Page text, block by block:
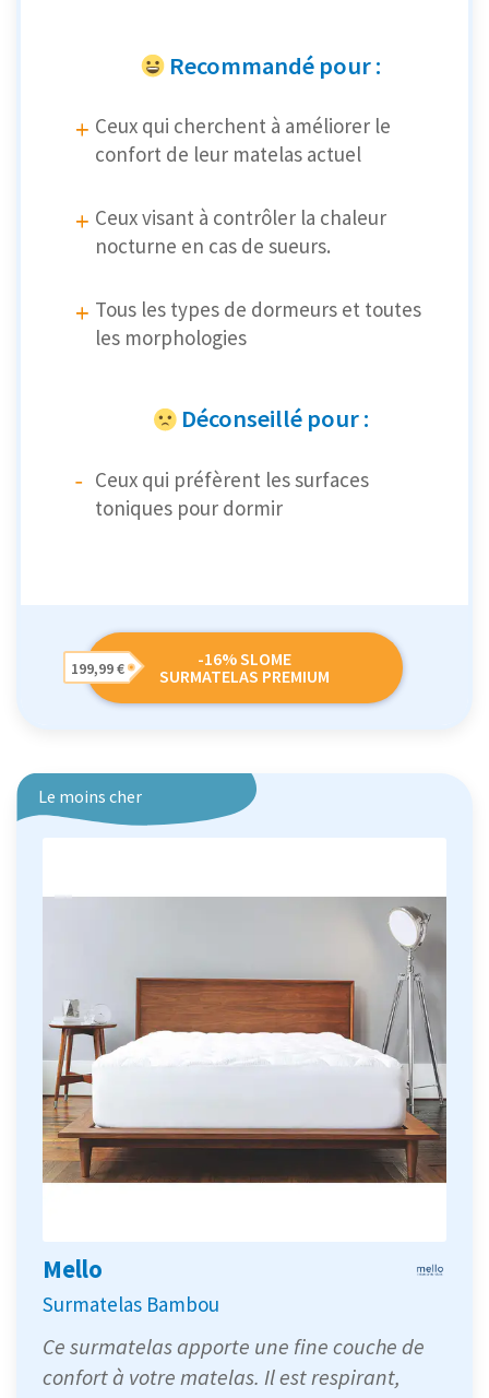
Recommandé pour :
Ceux qui cherchent à améliorer le
confort de leur matelas actuel
Ceux visant à contrôler la chaleur
nocturne en cas de sueurs.
Tous les types de dormeurs et toutes
les morphologies
Déconseillé pour :
Ceux qui préfèrent les surfaces
toniques pour dormir
-16% SLOME
SURMATELAS PREMIUM
199,99 €
Le moins cher
Mello
Surmatelas Bambou
Ce surmatelas apporte une fine couche de
confort à votre matelas. Il est respirant,